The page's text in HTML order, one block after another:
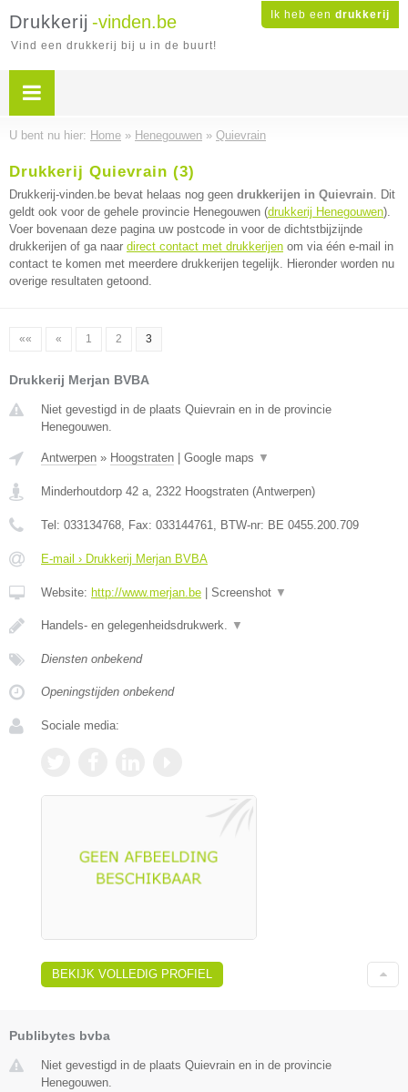
Ik heb een drukkerij
Drukkerij -vinden.be
Vind een drukkerij bij u in de buurt!
U bent nu hier: Home » Henegouwen » Quievrain
Drukkerij Quievrain (3)
Drukkerij-vinden.be bevat helaas nog geen drukkerijen in Quievrain. Dit
geldt ook voor de gehele provincie Henegouwen (drukkerij Henegouwen).
Voer bovenaan deze pagina uw postcode in voor de dichtstbijzijnde
drukkerijen of ga naar direct contact met drukkerijen om via één e-mail in
contact te komen met meerdere drukkerijen tegelijk. Hieronder worden nu
overige resultaten getoond.
«« « 1 2 3
Drukkerij Merjan BVBA
Niet gevestigd in de plaats Quievrain en in de provincie
Henegouwen.
Antwerpen » Hoogstraten Google maps ▼
Minderhoutdorp 42 a, 2322 Hoogstraten (Antwerpen)
Tel: 033134768, Fax: 033144761, BTW-nr: BE 0455.200.709
E-mail › Drukkerij Merjan BVBA
Website: http://www.merjan.be Screenshot ▼
Handels- en gelegenheidsdrukwerk. ▼
Diensten onbekend
Openingstijden onbekend
Sociale media:
BEKIJK VOLLEDIG PROFIEL
Publibytes bvba
Niet gevestigd in de plaats Quievrain en in de provincie
Henegouwen.